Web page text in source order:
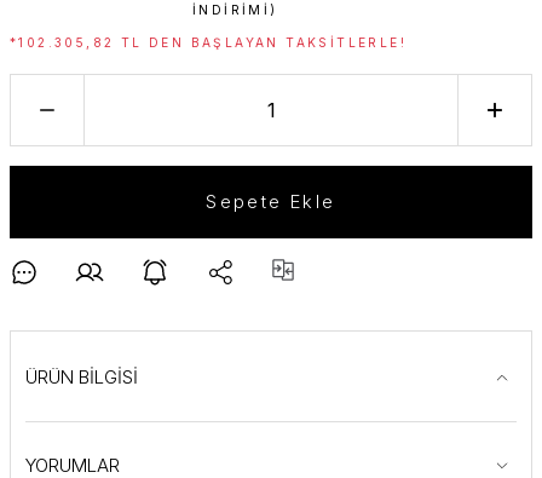
INDIRIMI)
*102.305,82 TL DEN BAŞLAYAN TAKSITLERLE!
Sepete Ekle
ÜRÜN BİLGİSİ
YORUMLAR